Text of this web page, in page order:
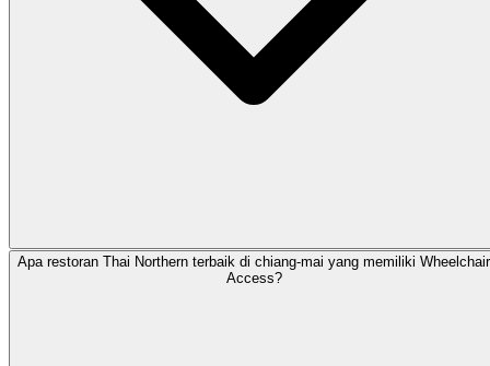
Apa restoran Thai Northern terbaik di chiang-mai yang memiliki Wheelchair
Access?